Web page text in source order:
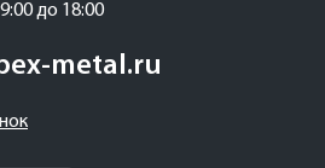
до 18:00
metal.ru